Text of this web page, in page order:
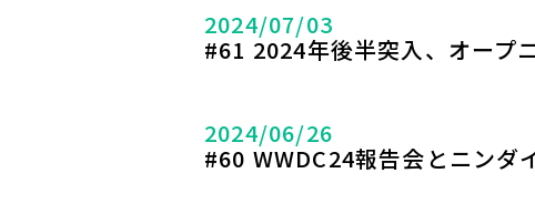
2024/07/03
#61 2024年後半突入、オープ
2024/06/26
#60 WWDC24報告会とニンダ